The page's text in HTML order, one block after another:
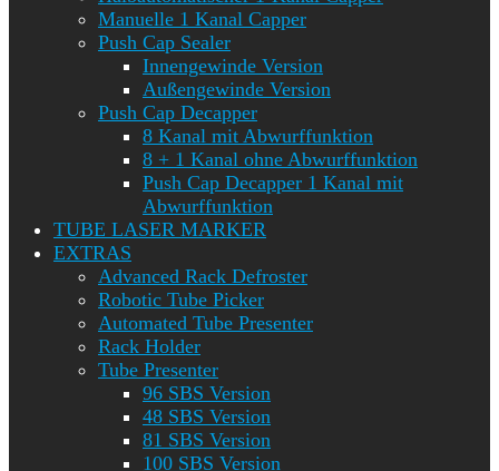
Manuelle 1 Kanal Capper
Push Cap Sealer
Innengewinde Version
Außengewinde Version
Push Cap Decapper
8 Kanal mit Abwurffunktion
8 + 1 Kanal ohne Abwurffunktion
Push Cap Decapper 1 Kanal mit
Abwurffunktion
TUBE LASER MARKER
EXTRAS
Advanced Rack Defroster
Robotic Tube Picker
Automated Tube Presenter
Rack Holder
Tube Presenter
96 SBS Version
48 SBS Version
81 SBS Version
100 SBS Version